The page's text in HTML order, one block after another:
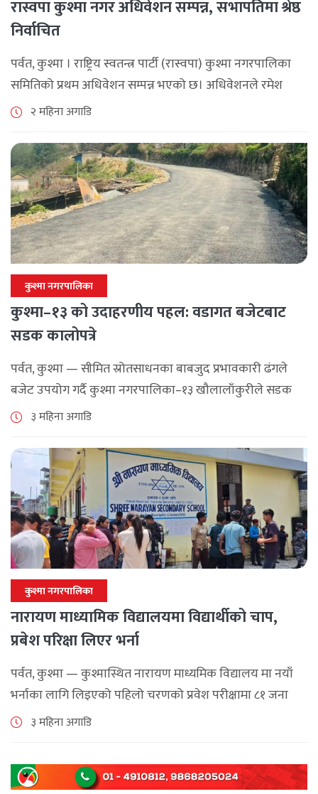
रास्वपा कुश्मा नगर अधिवेशन सम्पन्न, सभापतिमा श्रेष्ठ
निर्वाचित
पर्वत, कुश्मा । राष्ट्रिय स्वतन्त्र पार्टी (रास्वपा) कुश्मा नगरपालिका
समितिको प्रथम अधिवेशन सम्पन्न भएको छ। अधिवेशनले रमेश
कुमार श्रेष्ठको अध्यक्षतामा नयाँ कार्यसमिति निर्वाचित गरेको छ।
२ महिना अगाडि
कुश्मा नगरपालिका
कुश्मा–१३ को उदाहरणीय पहल: वडागत बजेटबाट
सडक कालोपत्रे
पर्वत, कुश्मा — सीमित स्रोतसाधनका बाबजुद प्रभावकारी ढंगले
बजेट उपयोग गर्दै कुश्मा नगरपालिका–१३ खौलालाँकुरीले सडक
कालोपत्रे कार्य सम्पन्न गरेको छ। वडाअध्यक्ष तेजप्रसाद चापागाईका
[...]
३ महिना अगाडि
कुश्मा नगरपालिका
नारायण माध्यामिक विद्यालयमा विद्यार्थीको चाप,
प्रबेश परिक्षा लिएर भर्ना
पर्वत, कुश्मा — कुश्मास्थित नारायण माध्यमिक विद्यालय मा नयाँ
भर्नाका लागि लिइएको पहिलो चरणको प्रवेश परीक्षामा ८१ जना
विद्यार्थी सहभागी भएकामध्ये ६२ जना उत्तीर्ण भएका छन्। विद्यालय
३ महिना अगाडि